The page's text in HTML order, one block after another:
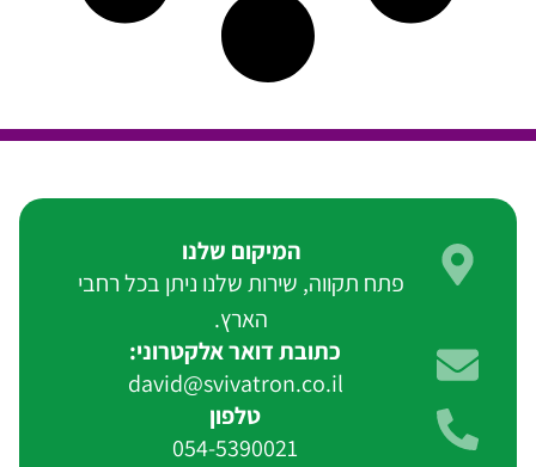
המיקום שלנו
פתח תקווה, שירות שלנו ניתן בכל רחבי
הארץ.
כתובת דואר אלקטרוני:
david@svivatron.co.il
טלפון
054-5390021